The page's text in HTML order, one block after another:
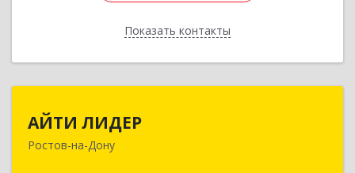
Показать контакты
Назад
АЙТИ ЛИДЕР
Ростов-на-Дону
344065, Ростовская обл, Ростов-на-Дону г,